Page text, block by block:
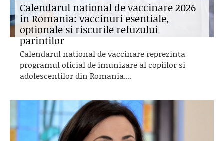
Calendarul national de vaccinare 2026
in Romania: vaccinuri esentiale,
optionale si riscurile refuzului
parintilor
Calendarul national de vaccinare reprezinta
programul oficial de imunizare al copiilor si
adolescentilor din Romania....